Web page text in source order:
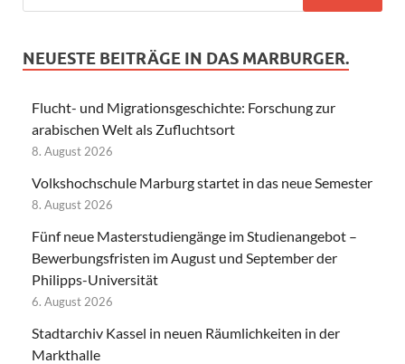
NEUESTE BEITRÄGE IN DAS MARBURGER.
Flucht- und Migrationsgeschichte: Forschung zur
arabischen Welt als Zufluchtsort
8. August 2026
Volkshochschule Marburg startet in das neue Semester
8. August 2026
Fünf neue Masterstudiengänge im Studienangebot –
Bewerbungsfristen im August und September der
Philipps-Universität
6. August 2026
Stadtarchiv Kassel in neuen Räumlichkeiten in der
Markthalle